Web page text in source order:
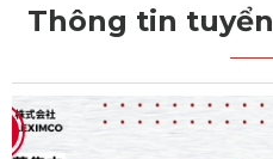
Thông tin